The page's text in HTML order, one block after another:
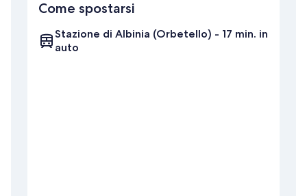
Come spostarsi
Stazione di Albinia (Orbetello) - 17 min. in
auto